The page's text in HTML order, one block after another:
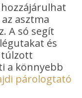
asztma
A só segít
és
túlzott
a könnyebb
párologtató